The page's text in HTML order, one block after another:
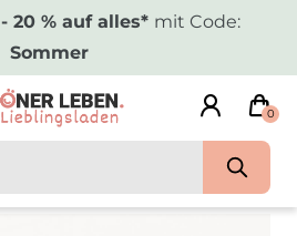
- 20 % auf alles* mit Code:
Sommer
0